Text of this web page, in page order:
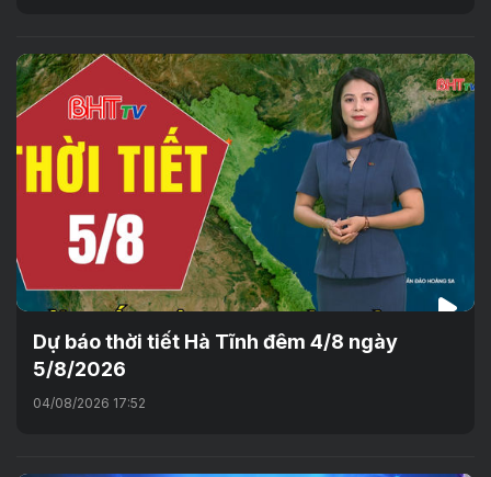
Dự báo thời tiết Hà Tĩnh đêm 4/8 ngày
5/8/2026
04/08/2026 17:52